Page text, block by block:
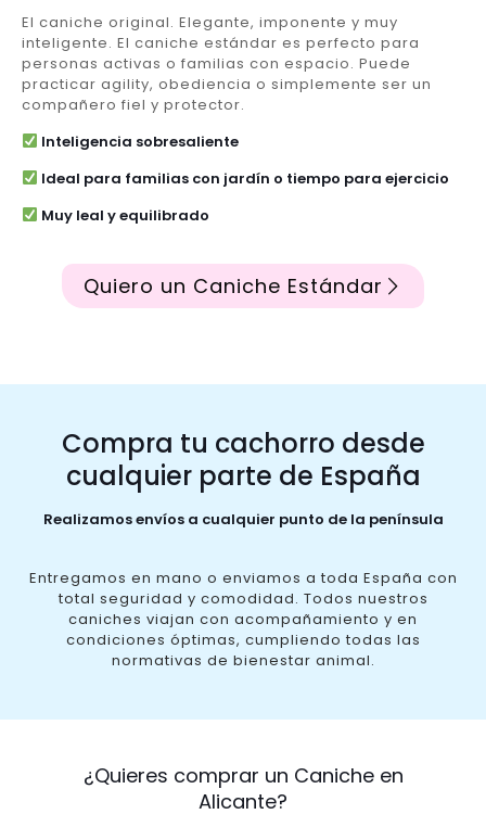
El caniche original. Elegante, imponente y muy
inteligente. El caniche estándar es perfecto para
personas activas o familias con espacio. Puede
practicar agility, obediencia o simplemente ser un
compañero fiel y protector.
Inteligencia sobresaliente
Ideal para familias con jardín o tiempo para ejercicio
Muy leal y equilibrado
Quiero un Caniche Estándar
Compra tu cachorro desde
cualquier parte de España
Realizamos envíos a cualquier punto de la península
Entregamos en mano o enviamos a toda España con
total seguridad y comodidad. Todos nuestros
caniches viajan con acompañamiento y en
condiciones óptimas, cumpliendo todas las
normativas de bienestar animal.
¿Quieres comprar un Caniche en
Alicante?